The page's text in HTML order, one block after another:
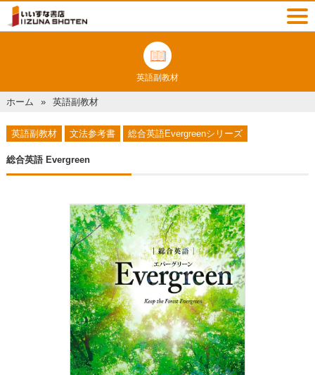
英語副教材
ホーム 英語副教材
英語副教材 文法参考書 総合英語Evergreenシリーズ
総合英語 Evergreen